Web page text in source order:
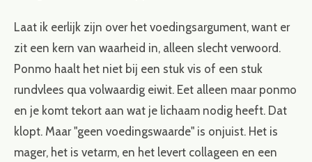
Laat ik eerlijk zijn over het voedingsargument, want er
zit een kern van waarheid in, alleen slecht verwoord.
Ponmo haalt het niet bij een stuk vis of een stuk
rundvlees qua volwaardig eiwit. Eet alleen maar ponmo
en je komt tekort aan wat je lichaam nodig heeft. Dat
klopt. Maar "geen voedingswaarde" is onjuist. Het is
mager, het is vetarm, en het levert collageen en een